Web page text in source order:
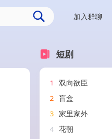
加入群聊
短剧
1
双向欲臣
2 盲盒
3 家里家外
4 花朝